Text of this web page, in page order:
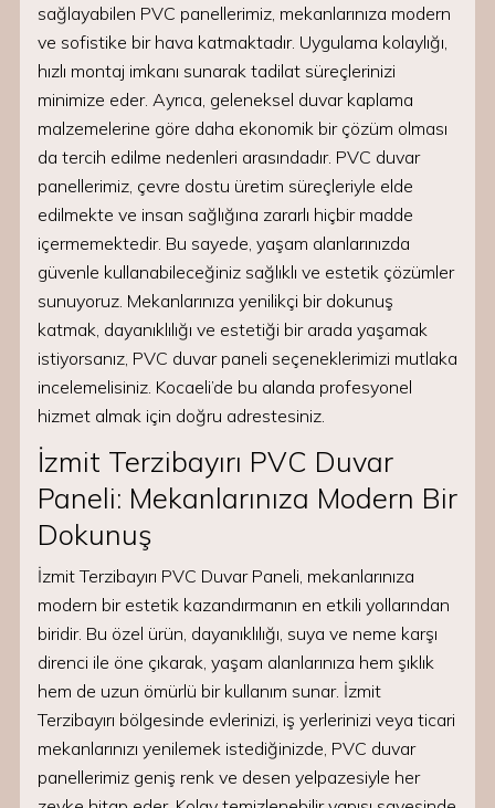
sağlayabilen PVC panellerimiz, mekanlarınıza modern
ve sofistike bir hava katmaktadır. Uygulama kolaylığı,
hızlı montaj imkanı sunarak tadilat süreçlerinizi
minimize eder. Ayrıca, geleneksel duvar kaplama
malzemelerine göre daha ekonomik bir çözüm olması
da tercih edilme nedenleri arasındadır. PVC duvar
panellerimiz, çevre dostu üretim süreçleriyle elde
edilmekte ve insan sağlığına zararlı hiçbir madde
içermemektedir. Bu sayede, yaşam alanlarınızda
güvenle kullanabileceğiniz sağlıklı ve estetik çözümler
sunuyoruz. Mekanlarınıza yenilikçi bir dokunuş
katmak, dayanıklılığı ve estetiği bir arada yaşamak
istiyorsanız, PVC duvar paneli seçeneklerimizi mutlaka
incelemelisiniz. Kocaeli’de bu alanda profesyonel
hizmet almak için doğru adrestesiniz.
İzmit Terzibayırı PVC Duvar
Paneli: Mekanlarınıza Modern Bir
Dokunuş
İzmit Terzibayırı PVC Duvar Paneli, mekanlarınıza
modern bir estetik kazandırmanın en etkili yollarından
biridir. Bu özel ürün, dayanıklılığı, suya ve neme karşı
direnci ile öne çıkarak, yaşam alanlarınıza hem şıklık
hem de uzun ömürlü bir kullanım sunar. İzmit
Terzibayırı bölgesinde evlerinizi, iş yerlerinizi veya ticari
mekanlarınızı yenilemek istediğinizde, PVC duvar
panellerimiz geniş renk ve desen yelpazesiyle her